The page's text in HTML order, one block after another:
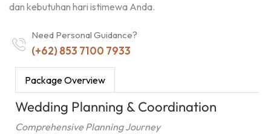
dan kebutuhan hari istimewa Anda.
Need Personal Guidance?
(+62) 853 7100 7933
Package Overview
Wedding Planning & Coordination
Comprehensive Planning Journey